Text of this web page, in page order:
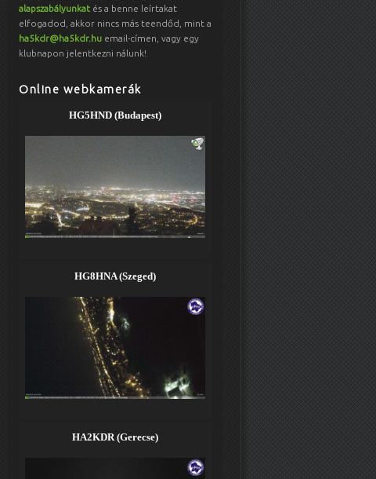
alapszabályunkat és a benne leírtakat
elfogadod, akkor nincs más teendőd, mint a
ha5kdr@ha5kdr.hu email-címen, vagy egy
klubnapon jelentkezni nálunk!
Online webkamerák